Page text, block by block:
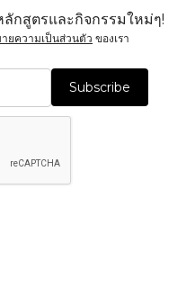
กสูตรและกิจกรรมใหม่ๆ!
ยความเป็นส่วนตัว ของเรา
Subscribe